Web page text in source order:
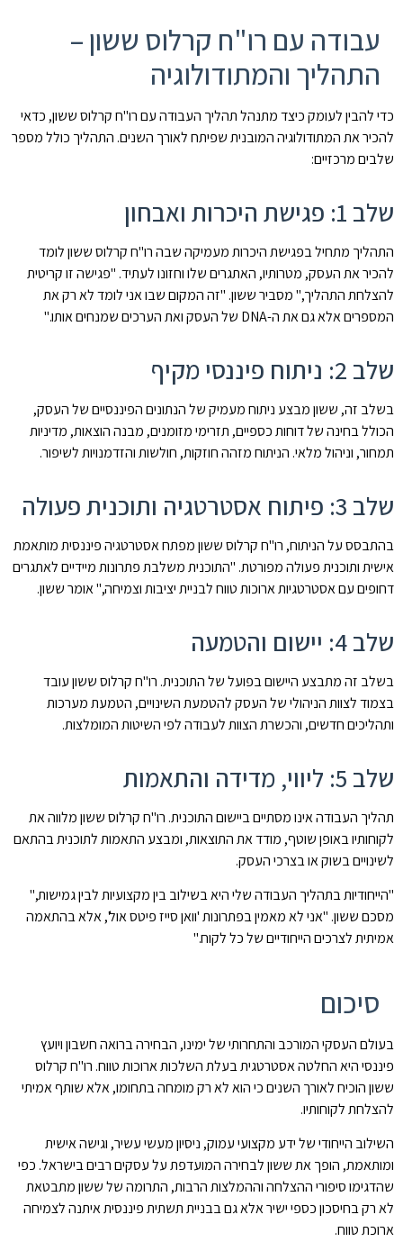
עבודה עם רו"ח קרלוס ששון –
התהליך והמתודולוגיה
כדי להבין לעומק כיצד מתנהל תהליך העבודה עם רו"ח קרלוס ששון, כדאי
להכיר את המתודולוגיה המובנית שפיתח לאורך השנים. התהליך כולל מספר
שלבים מרכזיים:
שלב 1: פגישת היכרות ואבחון
התהליך מתחיל בפגישת היכרות מעמיקה שבה רו"ח קרלוס ששון לומד
להכיר את העסק, מטרותיו, האתגרים שלו וחזונו לעתיד. "פגישה זו קריטית
להצלחת התהליך," מסביר ששון. "זה המקום שבו אני לומד לא רק את
המספרים אלא גם את ה-DNA של העסק ואת הערכים שמנחים אותו."
שלב 2: ניתוח פיננסי מקיף
בשלב זה, ששון מבצע ניתוח מעמיק של הנתונים הפיננסיים של העסק,
הכולל בחינה של דוחות כספיים, תזרימי מזומנים, מבנה הוצאות, מדיניות
תמחור, וניהול מלאי. הניתוח מזהה חוזקות, חולשות והזדמנויות לשיפור.
שלב 3: פיתוח אסטרטגיה ותוכנית פעולה
בהתבסס על הניתוח, רו"ח קרלוס ששון מפתח אסטרטגיה פיננסית מותאמת
אישית ותוכנית פעולה מפורטת. "התוכנית משלבת פתרונות מיידיים לאתגרים
דחופים עם אסטרטגיות ארוכות טווח לבניית יציבות וצמיחה," אומר ששון.
שלב 4: יישום והטמעה
בשלב זה מתבצע היישום בפועל של התוכנית. רו"ח קרלוס ששון עובד
בצמוד לצוות הניהולי של העסק להטמעת השינויים, הטמעת מערכות
ותהליכים חדשים, והכשרת הצוות לעבודה לפי השיטות המומלצות.
שלב 5: ליווי, מדידה והתאמות
תהליך העבודה אינו מסתיים ביישום התוכנית. רו"ח קרלוס ששון מלווה את
לקוחותיו באופן שוטף, מודד את התוצאות, ומבצע התאמות לתוכנית בהתאם
לשינויים בשוק או בצרכי העסק.
"הייחודיות בתהליך העבודה שלי היא בשילוב בין מקצועיות לבין גמישות,"
מסכם ששון. "אני לא מאמין בפתרונות 'וואן סייז פיטס אול', אלא בהתאמה
אמיתית לצרכים הייחודיים של כל לקוח."
סיכום
בעולם העסקי המורכב והתחרותי של ימינו, הבחירה ברואה חשבון ויועץ
פיננסי היא החלטה אסטרטגית בעלת השלכות ארוכות טווח. רו"ח קרלוס
ששון הוכיח לאורך השנים כי הוא לא רק מומחה בתחומו, אלא שותף אמיתי
להצלחת לקוחותיו.
השילוב הייחודי של ידע מקצועי עמוק, ניסיון מעשי עשיר, וגישה אישית
ומותאמת, הופך את ששון לבחירה המועדפת על עסקים רבים בישראל. כפי
שהדגימו סיפורי ההצלחה וההמלצות הרבות, התרומה של ששון מתבטאת
לא רק בחיסכון כספי ישיר אלא גם בבניית תשתית פיננסית איתנה לצמיחה
ארוכת טווח.